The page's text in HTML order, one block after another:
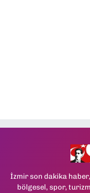
İzmir son dakika
bölgesel, spor,